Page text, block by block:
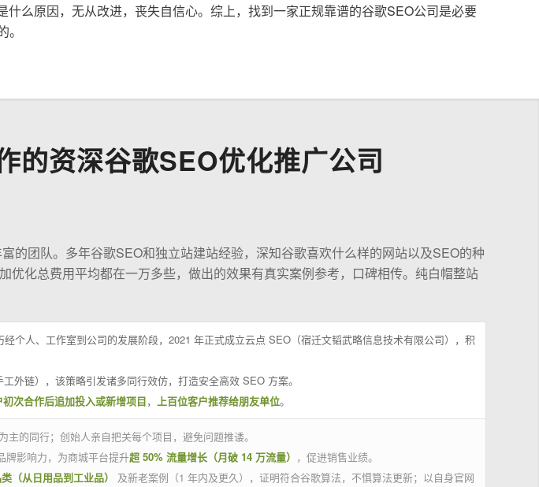
么原因，无从改进，丧失自信心。综上，找到一家正规靠谱的谷歌SEO公司是必要
。
的资深谷歌SEO优化推广公司
的团队。多年谷歌SEO和独立站建站经验，深知谷歌喜欢什么样的网站以及SEO的种
化总费用平均都在一万多些，做出的效果有真实案例参考，口碑相传。纯白帽整站
经个人、工作室到公司的发展阶段，2021 年正式成立云点 SEO（宿迁文韬武略信息技术有限公司），积
外链），该策略引发诸多同行效仿，打造安全高效 SEO 方案。
次合作后追加投入或新增项目， 上百位客户推荐给朋友单位。
的同行；创始人亲自把关每个项目，避免问题推诿。
牌影响力，为商城平台提升超 50% 流量增长（月破 14 万流量） ，促进销售业绩。
（从日用品到工业品）
及新老案例（1 年内及更久），证明符合谷歌算法，不惧算法更新；以自身官网